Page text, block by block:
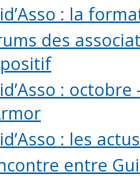
: la
des
:
: les
entre